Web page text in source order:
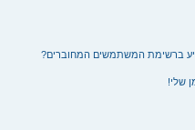
ברשימת המשתמשים המחוברים?
שלי!